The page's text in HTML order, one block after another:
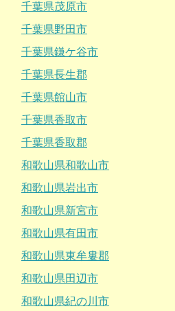
千葉県茂原市
千葉県野田市
千葉県鎌ケ谷市
千葉県長生郡
千葉県館山市
千葉県香取市
千葉県香取郡
和歌山県和歌山市
和歌山県岩出市
和歌山県新宮市
和歌山県有田市
和歌山県東牟婁郡
和歌山県田辺市
和歌山県紀の川市